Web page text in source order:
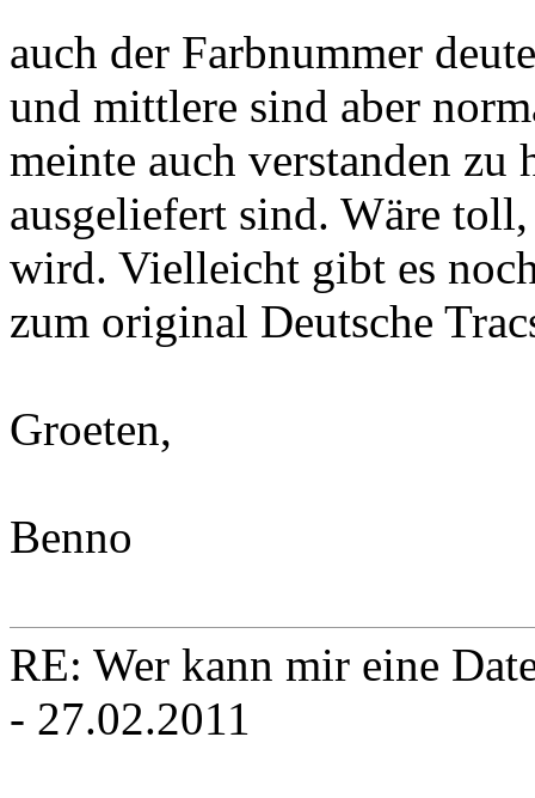
auch der Farbnummer
und mittlere sind aber
meinte auch verstanden zu
ausgeliefert sind. Wäre
wird. Vielleicht gibt es
zum original Deutsche
Groeten,
Benno
RE: Wer kann mir eine
- 27.02.2011